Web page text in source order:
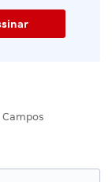
Campos